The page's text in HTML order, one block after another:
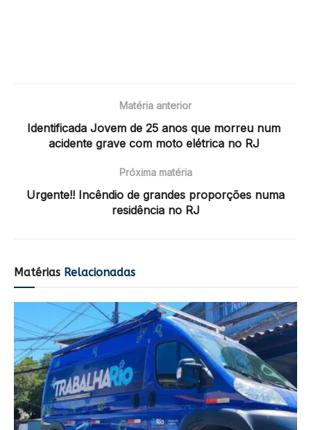
Matéria anterior
Identificada Jovem de 25 anos que morreu num
acidente grave com moto elétrica no RJ
Próxima matéria
Urgente!! Incêndio de grandes proporções numa
residência no RJ
Matérias Relacionadas